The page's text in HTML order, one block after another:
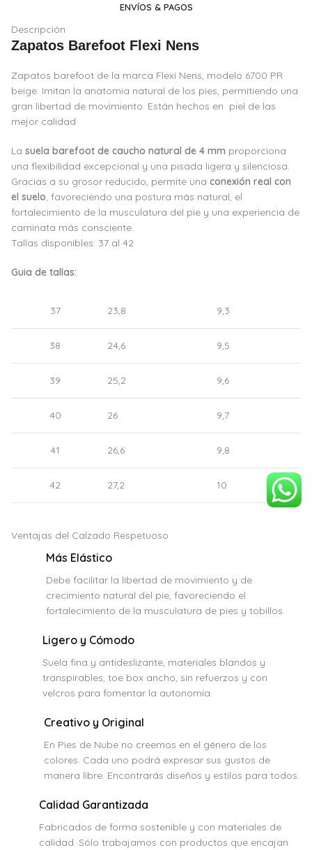
ENVÍOS & PAGOS
Descripción
Zapatos Barefoot Flexi Nens
Zapatos barefoot de la marca Flexi Nens, modelo 6700 PR
beige. Imitan la anatomia natural de los pies, permitiendo una
gran libertad de movimiento. Están hechos en piel de las
mejor calidad
La suela barefoot de caucho natural de 4 mm proporciona
una flexibilidad excepcional y una pisada ligera y silenciosa.
Gracias a su grosor reducido, permite una conexión real con
el suelo, favoreciendo una postura más natural, el
fortalecimiento de la musculatura del pie y una experiencia de
caminata más consciente.
Tallas disponibles: 37 al 42
Guia de tallas:
37 23,8 9,3
38 24,6 9,5
39 25,2 9,6
40 26 9,7
41 26,6 9,8
42 27,2 10
Ventajas del Calzado Respetuoso
Más Elástico
Debe facilitar la libertad de movimiento y de
crecimiento natural del pie, favoreciendo el
fortalecimiento de la musculatura de pies y tobillos.
Ligero y Cómodo
Suela fina y antideslizante, materiales blandos y
transpirables, toe box ancho, sin refuerzos y con
velcros para fomentar la autonomía.
Creativo y Original
En Pies de Nube no creemos en el género de los
colores. Cada uno podrá expresar sus gustos de
manera libre. Encontrarás diseños y estilos para todos.
Calidad Garantizada
Fabricados de forma sostenible y con materiales de
calidad. Sólo trabajamos con productos que encajan